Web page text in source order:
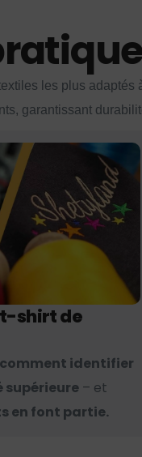
les plus adaptés
garantissant
shirt de
comment identifier
supérieure – et
en font partie.